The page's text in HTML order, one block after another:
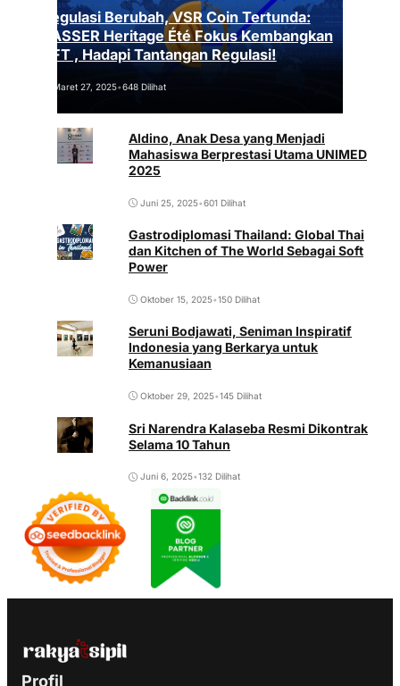
Regulasi Berubah, VSR Coin Tertunda:
VASSER Heritage Été Fokus Kembangkan
NFT , Hadapi Tantangan Regulasi!
Maret 27, 2025•648 Dilihat
Aldino, Anak Desa yang Menjadi
Mahasiswa Berprestasi Utama UNIMED
2025
Juni 25, 2025•601 Dilihat
Gastrodiplomasi Thailand: Global Thai
dan Kitchen of The World Sebagai Soft
Power
Oktober 15, 2025•150 Dilihat
Seruni Bodjawati, Seniman Inspiratif
Indonesia yang Berkarya untuk
Kemanusiaan
Oktober 29, 2025•145 Dilihat
Sri Narendra Kalaseba Resmi Dikontrak
Selama 10 Tahun
Juni 6, 2025•132 Dilihat
Profil